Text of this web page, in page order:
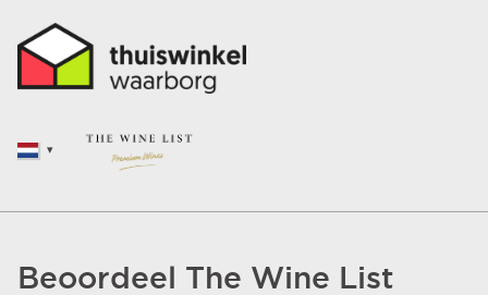
Beoordeel The Wine List